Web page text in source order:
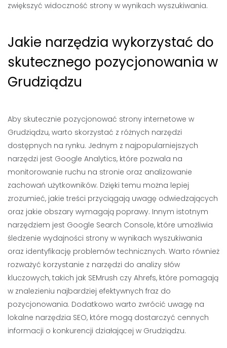
zwiększyć widoczność strony w wynikach wyszukiwania.
Jakie narzędzia wykorzystać do
skutecznego pozycjonowania w
Grudziądzu
Aby skutecznie pozycjonować strony internetowe w
Grudziądzu, warto skorzystać z różnych narzędzi
dostępnych na rynku. Jednym z najpopularniejszych
narzędzi jest Google Analytics, które pozwala na
monitorowanie ruchu na stronie oraz analizowanie
zachowań użytkowników. Dzięki temu można lepiej
zrozumieć, jakie treści przyciągają uwagę odwiedzających
oraz jakie obszary wymagają poprawy. Innym istotnym
narzędziem jest Google Search Console, które umożliwia
śledzenie wydajności strony w wynikach wyszukiwania
oraz identyfikację problemów technicznych. Warto również
rozważyć korzystanie z narzędzi do analizy słów
kluczowych, takich jak SEMrush czy Ahrefs, które pomagają
w znalezieniu najbardziej efektywnych fraz do
pozycjonowania. Dodatkowo warto zwrócić uwagę na
lokalne narzędzia SEO, które mogą dostarczyć cennych
informacji o konkurencji działającej w Grudziądzu.